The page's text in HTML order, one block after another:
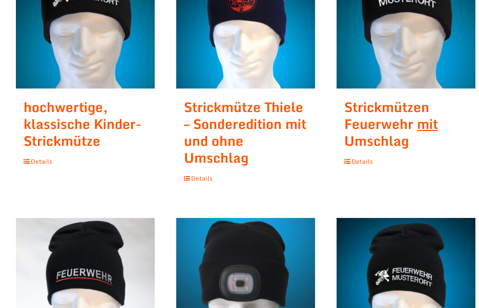
hochwertige,
klassische Kinder-
Strickmütze
Details
Strickmütze Thiele
– Sonderedition mit
und ohne
Umschlag
Details
Strickmützen
Feuerwehr mit
Umschlag
Details